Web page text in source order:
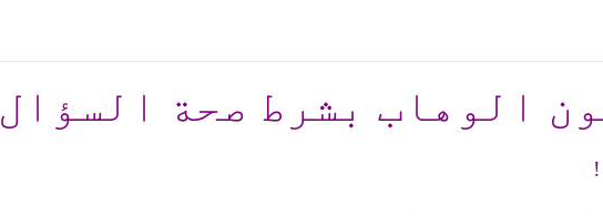
الوهاب بشرط صحة السؤال